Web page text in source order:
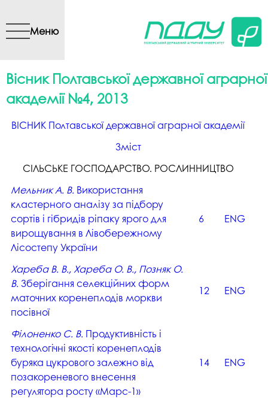
вмісту
Меню
Вісник Полтавської державної аграрної
академії №4, 2013
ВІСНИК Полтавської державної аграрної академії
Зміст
СІЛЬСЬКЕ ГОСПОДАРСТВО. РОСЛИННИЦТВО
Мельник А. В. Використання
кластерного аналізу за підбору
сортів і гібридів ріпаку ярого для
вирощування в Лівобережному
Лісостепу України
6 ENG
Хареба В. В., Хареба О. В., Позняк О.
В. Зберігання селекційних форм
маточних коренеплодів моркви
посівної
12 ENG
Філоненко С. В. Продуктивність і
технологічні якості коренеплодів
буряка цукрового залежно від
позакореневого внесення
регулятора росту «Марс-1»
14 ENG